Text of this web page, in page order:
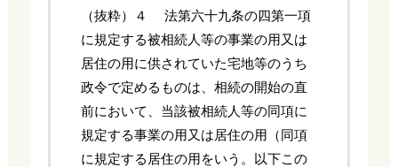
（抜粋）４ 法第六十九条の四第一項
に規定する被相続人等の事業の用又は
居住の用に供されていた宅地等のうち
政令で定めるものは、相続の開始の直
前において、当該被相続人等の同項に
規定する事業の用又は居住の用（同項
に規定する居住の用をいう。以下この